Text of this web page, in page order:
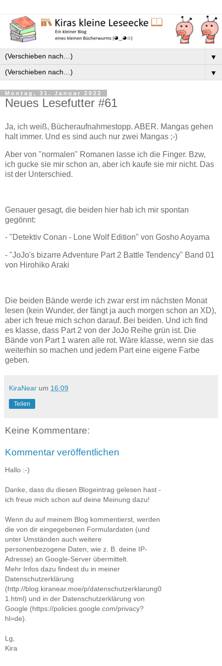
▼
▼
Montag, 31. Januar 2022
Neues Lesefutter #61
Ja, ich weiß, Bücheraufnahmestopp. ABER. Mangas gehen
halt immer. Und es sind auch nur zwei Mangas ;-)
Aber von "normalen" Romanen lasse ich die Finger. Bzw,
ich gucke sie mir schon an, aber ich kaufe sie mir nicht. Das
ist der Unterschied.
Genauer gesagt, die beiden hier hab ich mir spontan
gegönnt:
- "Detektiv Conan - Lone Wolf Edition" von Gosho Aoyama
- "JoJo's bizarre Adventure Part 2 Battle Tendency" Band 01
von Hirohiko Araki
Die beiden Bände werde ich zwar erst im nächsten Monat
lesen (kein Wunder, der fängt ja auch morgen schon an XD),
aber ich freue mich schon darauf. Bei beiden. Und ich find
es klasse, dass Part 2 von der JoJo Reihe grün ist. Die
Bände von Part 1 waren alle rot. Wäre klasse, wenn sie das
weiterhin so machen und jedem Part eine eigene Farbe
geben.
KiraNear um 16:09
Teilen
Keine Kommentare:
Kommentar veröffentlichen
Hallo :-)
Danke, dass du diesen Blogeintrag gelesen hast -
ich freue mich schon auf deine Meinung dazu!
Wenn du auf meinem Blog kommentierst, werden
die von dir eingegebenen Formulardaten (und
unter Umständen auch weitere
personenbezogene Daten, wie z. B. deine IP-
Adresse) an Google-Server übermittelt.
Mehr Infos dazu findest du in meiner
Datenschutzerklärung
(http://blog.kiranear.moe/p/datenschutzerklarung0
1.html) und in der Datenschutzerklärung von
Google (https://policies.google.com/privacy?
hl=de).
Lg,
Kira